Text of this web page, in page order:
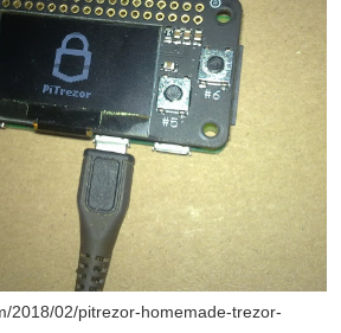
2018/02/pitrezor-homemade-trezor-